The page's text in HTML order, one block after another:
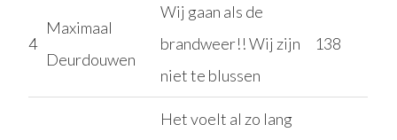
4
Maximaal
Deurdouwen
Wij gaan als de
brandweer!! Wij zijn
niet te blussen
138
Het voelt al zo lang